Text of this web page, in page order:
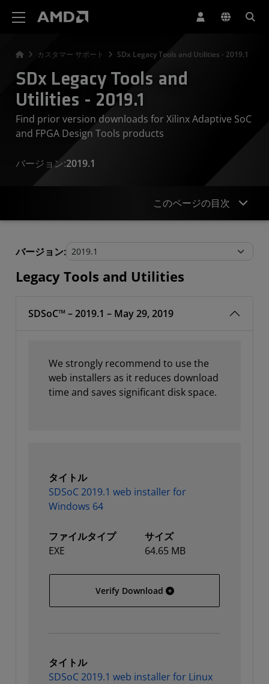
カスタマー サポート SDx Legacy Tools and Utilities - 2019.1
SDx Legacy Tools and
Utilities - 2019.1
Find prior version downloads for Xilinx Adaptive SoC
and FPGA Design Tools products
バージョン:2019.1
このページの目次
Legacy Tools and Utilities
バージョン:
Legacy Tools and Utilities
SDSoC™ – 2019.1 – May 29, 2019
We strongly recommend to use the
web installers as it reduces download
time and saves significant disk space.
タイトル
SDSoC 2019.1 web installer for
Windows 64
ファイルタイプ
EXE
サイズ
64.65 MB
Verify Download SDSoC 2019.1 web
タイトル
SDSoC 2019.1 web installer for Linux